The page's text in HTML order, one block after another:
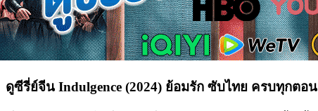
ดูซีรี่ย์จีน Indulgence (2024) ย้อมรัก ซับไทย ครบทุกตอน